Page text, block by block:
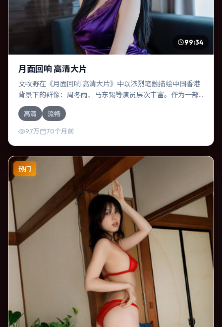
99:34
月面回响 高清大片
文牧野在《月面回响 高清大片》中以浓烈笔触描绘中国香港
背景下的群像：周冬雨、马东锡等演员层次丰富。作为一部
悬疑作品，故事从日常裂缝切入，逐步推向不可逆转的结
局；视听语言统一，情感落点克制有力。
高清 流畅
9.7万 70个月前
热门